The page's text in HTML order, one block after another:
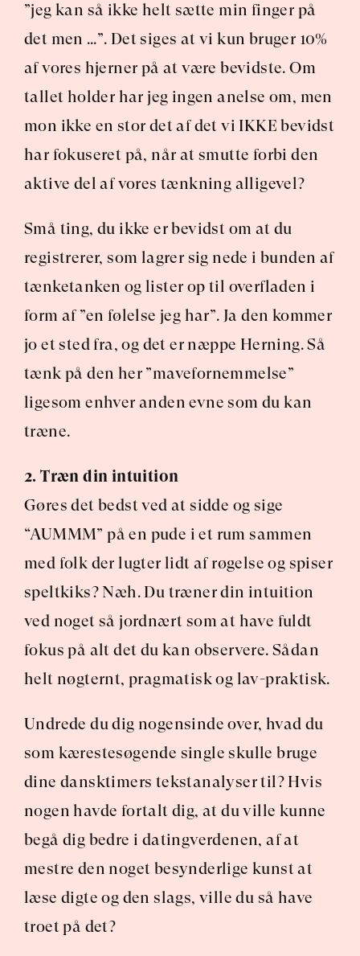
”jeg kan så ikke helt sætte min finger på
det men …”. Det siges at vi kun bruger 10%
af vores hjerner på at være bevidste. Om
tallet holder har jeg ingen anelse om, men
mon ikke en stor det af det vi IKKE bevidst
har fokuseret på, når at smutte forbi den
aktive del af vores tænkning alligevel?
Små ting, du ikke er bevidst om at du
registrerer, som lagrer sig nede i bunden af
tænketanken og lister op til overfladen i
form af ”en følelse jeg har”. Ja den kommer
jo et sted fra, og det er næppe Herning. Så
tænk på den her ”mavefornemmelse”
ligesom enhver anden evne som du kan
træne.
2. Træn din intuition
Gøres det bedst ved at sidde og sige
“AUMMM” på en pude i et rum sammen
med folk der lugter lidt af røgelse og spiser
speltkiks? Næh. Du træner din intuition
ved noget så jordnært som at have fuldt
fokus på alt det du kan observere. Sådan
helt nøgternt, pragmatisk og lav-praktisk.
Undrede du dig nogensinde over, hvad du
som kærestesøgende single skulle bruge
dine dansktimers tekstanalyser til? Hvis
nogen havde fortalt dig, at du ville kunne
begå dig bedre i datingverdenen, af at
mestre den noget besynderlige kunst at
læse digte og den slags, ville du så have
troet på det?